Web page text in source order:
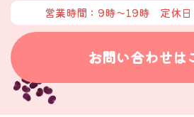
営業時間：9時〜19時 定休
お問い合わせは